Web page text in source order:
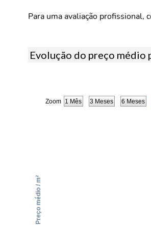
Para uma avaliação
Evolução do preço médio
Zoom
Preço médio / m²
1 Mês 3 Meses 6 Meses